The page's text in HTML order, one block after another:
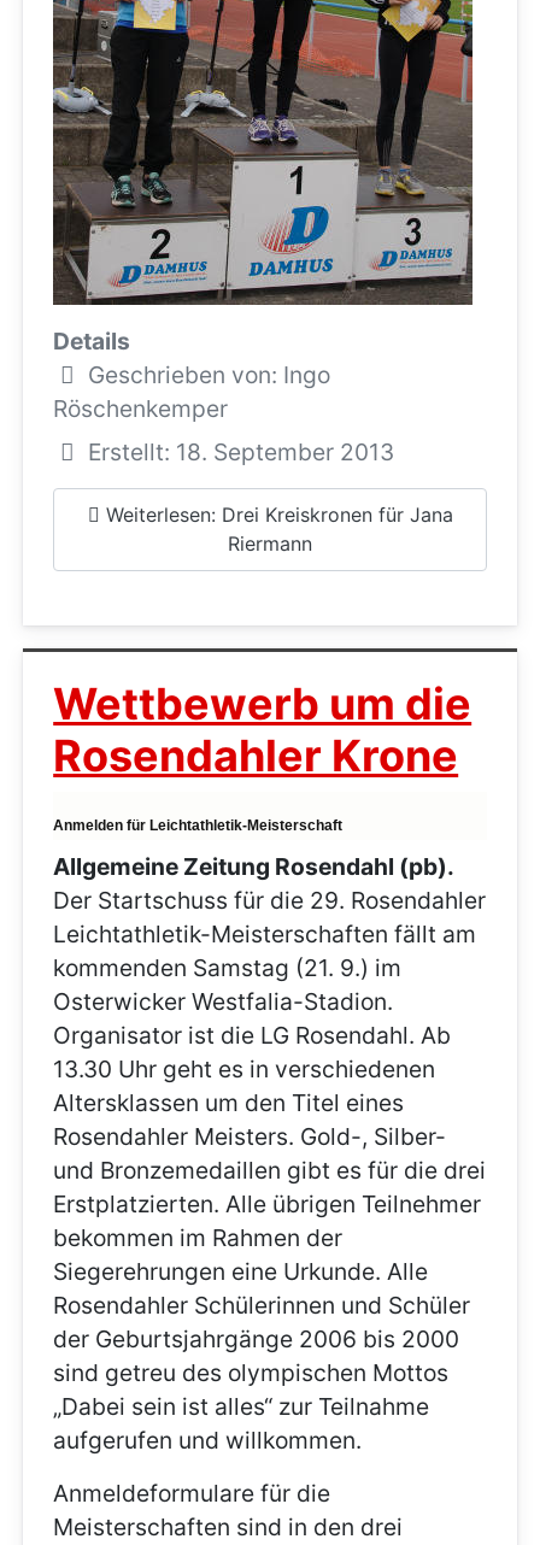
Details
Geschrieben von: Ingo
Röschenkemper
Erstellt: 18. September 2013
Weiterlesen: Drei Kreiskronen für Jana
Riermann
Wettbewerb um die
Rosendahler Krone
Anmelden für Leichtathletik-Meisterschaft
Allgemeine Zeitung Rosendahl (pb).
Der Startschuss für die 29. Rosendahler
Leichtathletik-Meisterschaften fällt am
kommenden Samstag (21. 9.) im
Osterwicker Westfalia-Stadion.
Organisator ist die LG Rosendahl. Ab
13.30 Uhr geht es in verschiedenen
Altersklassen um den Titel eines
Rosendahler Meisters. Gold-, Silber-
und Bronzemedaillen gibt es für die drei
Erstplatzierten. Alle übrigen Teilnehmer
bekommen im Rahmen der
Siegerehrungen eine Urkunde. Alle
Rosendahler Schülerinnen und Schüler
der Geburtsjahrgänge 2006 bis 2000
sind getreu des olympischen Mottos
„Dabei sein ist alles“ zur Teilnahme
aufgerufen und willkommen.
Anmeldeformulare für die
Meisterschaften sind in den drei